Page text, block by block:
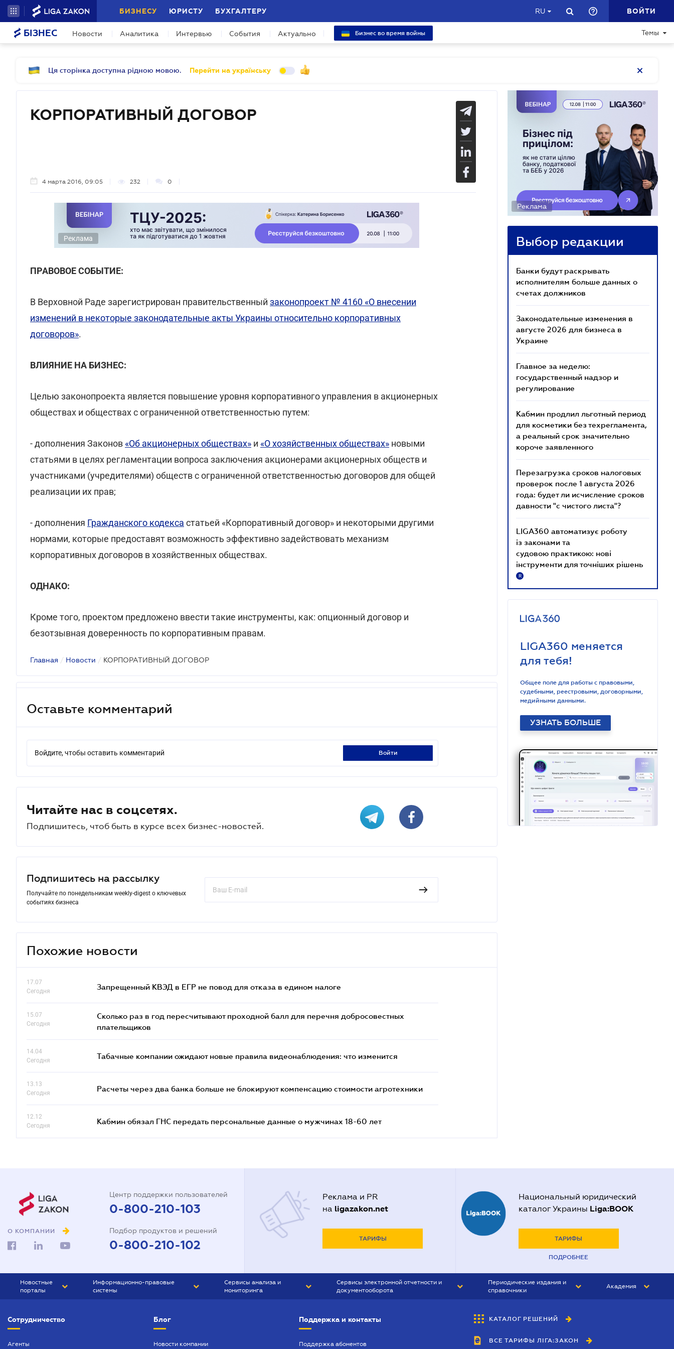
БИЗНЕСУ ЮРИСТУ БУХГАЛТЕРУ RU ВОЙТИ
БІЗНЕС Новости Аналитика Интервью События Актуально Бизнес во время войны Темы
Ця сторінка доступна рідною мовою. Перейти на українську
КОРПОРАТИВНЫЙ ДОГОВОР
4 марта 2016, 09:05 232 0
Реклама
ПРАВОВОЕ СОБЫТИЕ:
В Верховной Раде зарегистрирован правительственный законопроект № 4160 «О внесении
изменений в некоторые законодательные акты Украины относительно корпоративных
договоров».
ВЛИЯНИЕ НА БИЗНЕС:
Целью законопроекта является повышение уровня корпоративного управления в акционерных
обществах и обществах с ограниченной ответственностью путем:
- дополнения Законов «Об акционерных обществах» и «О хозяйственных обществах» новыми
статьями в целях регламентации вопроса заключения акционерами акционерных обществ и
участниками (учредителями) обществ с ограниченной ответственностью договоров для общей
реализации их прав;
- дополнения Гражданского кодекса статьей «Корпоративный договор» и некоторыми другими
нормами, которые предоставят возможность эффективно задействовать механизм
корпоративных договоров в хозяйственных обществах.
ОДНАКО:
Кроме того, проектом предложено ввести такие инструменты, как: опционный договор и
безотзывная доверенность по корпоративным правам.
Главная / Новости / КОРПОРАТИВНЫЙ ДОГОВОР
Оставьте комментарий
Войдите, чтобы оставить комментарий войти
Читайте нас в соцсетях.
Подпишитесь, чтоб быть в курсе всех бизнес-новостей.
Подпишитесь на рассылку
Получайте по понедельникам weekly-digest о ключевых
событиях бизнеса
Похожие новости
17.07
Сегодня
Запрещенный КВЭД в ЕГР не повод для отказа в едином налоге
15.07
Сегодня
Сколько раз в год пересчитывают проходной балл для перечня добросовестных
плательщиков
14.04
Сегодня
Табачные компании ожидают новые правила видеонаблюдения: что изменится
13.13
Сегодня
Расчеты через два банка больше не блокируют компенсацию стоимости агротехники
12.12
Сегодня
Кабмин обязал ГНС передать персональные данные о мужчинах 18-60 лет
Реклама
Выбор редакции
Банки будут раскрывать
исполнителям больше данных о
счетах должников
Законодательные изменения в
августе 2026 для бизнеса в
Украине
Главное за неделю:
государственный надзор и
регулирование
Кабмин продлил льготный период
для косметики без техрегламента,
а реальный срок значительно
короче заявленного
Перезагрузка сроков налоговых
проверок после 1 августа 2026
года: будет ли исчисление сроков
давности "с чистого листа"?
LIGA360 автоматизує роботу
із законами та
судовою практикою: нові
інструменти для точніших рішень
R
LIGA360 меняется
для тебя!
Общее поле для работы с правовыми,
судебными, реестровыми, договорными,
медийными данными.
УЗНАТЬ БОЛЬШЕ
О КОМПАНИИ
Центр поддержки пользователей
0-800-210-103
Подбор продуктов и решений
0-800-210-102
Реклама и PR
на ligazakon.net
ТАРИФЫ
Национальный юридический
каталог Украины Liga:BOOK
ТАРИФЫ
ПОДРОБНЕЕ
Новостные
порталы
БИЗНЕС
Информационно-правовые
системы
Сервисы анализа и
мониторинга
Сервисы электронной отчетности и
документооборота
Периодические издания и
справочники
БУХГАЛТЕР&ЗАКОН
ВЕСТНИК МСФО
Академия
Сотрудничество
Агенты
Блог
Новости компании
Поддержка и контакты
Поддержка абонентов
КАТАЛОГ РЕШЕНИЙ
ВСЕ ТАРИФЫ ЛІГА:ЗАКОН